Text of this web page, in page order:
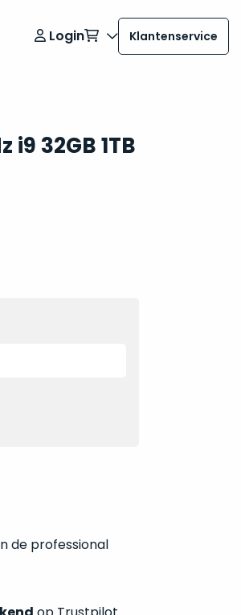
Login Klantenservice
i9 32GB 1TB
de professional